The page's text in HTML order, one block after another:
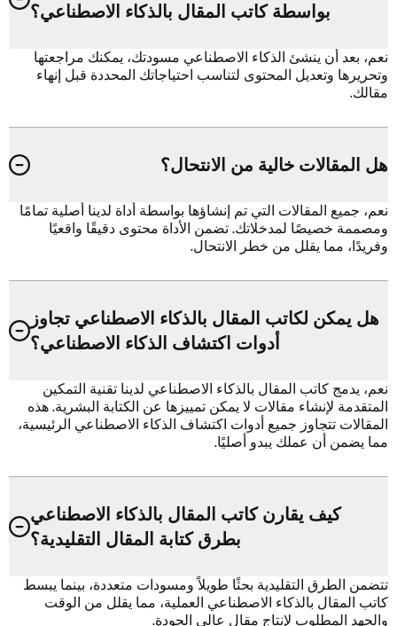
بواسطة كاتب المقال بالذكاء الاصطناعي؟
نعم، بعد أن ينشئ الذكاء الاصطناعي مسودتك، يمكنك مراجعتها
وتحريرها وتعديل المحتوى لتناسب احتياجاتك المحددة قبل إنهاء
مقالك.
هل المقالات خالية من الانتحال؟
نعم، جميع المقالات التي تم إنشاؤها بواسطة أداة لدينا أصلية تمامًا
ومصممة خصيصًا لمدخلاتك. تضمن الأداة محتوى دقيقًا واقعيًا
وفريدًا، مما يقلل من خطر الانتحال.
هل يمكن لكاتب المقال بالذكاء الاصطناعي تجاوز
أدوات اكتشاف الذكاء الاصطناعي؟
نعم، يدمج كاتب المقال بالذكاء الاصطناعي لدينا تقنية التمكين
المتقدمة لإنشاء مقالات لا يمكن تمييزها عن الكتابة البشرية. هذه
المقالات تتجاوز جميع أدوات اكتشاف الذكاء الاصطناعي الرئيسية،
مما يضمن أن عملك يبدو أصليًا.
كيف يقارن كاتب المقال بالذكاء الاصطناعي
بطرق كتابة المقال التقليدية؟
تتضمن الطرق التقليدية بحثًا طويلاً ومسودات متعددة، بينما يبسط
كاتب المقال بالذكاء الاصطناعي العملية، مما يقلل من الوقت
والجهد المطلوب لإنتاج مقال عالي الجودة.